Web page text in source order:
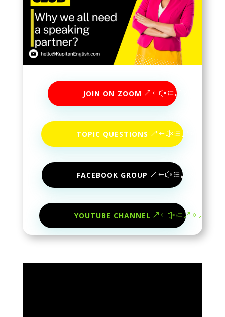
JOIN ON ZOOM
TOPIC QUESTIONS
FACEBOOK GROUP
YOUTUBE CHANNEL